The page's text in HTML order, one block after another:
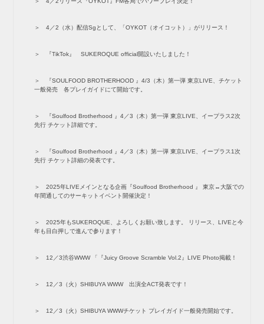
4／2（水）配信Sgとして、「OYKOT（オイコット）」がリリース！
『TikTok』 SUKEROQUE official開設いたしました！
『SOULFOOD BROTHERHOOD 』4/3（木）第一弾 東京LIVE、チケット
一般発売 各プレイガイドにて開始です。
『Soulfood Brotherhood 』4／3（木）第一弾 東京LIVE、イープラス2次
先行 チケット詳細です。
『Soulfood Brotherhood 』4／3（木）第一弾 東京LIVE、イープラス1次
先行 チケット詳細の発表です。
2025年LIVEメインとなる企画『Soulfood Brotherhood 』 東京↔︎大阪での
年間通してのサーキットイベント開催決定！
2025年もSUKEROQUE、よろしくお願い致します。 リリース、LIVEと今
年も目白押しで進んで参ります！
12／3渋谷WWW 「『Juicy Groove Scramble Vol.2』LIVE Photo掲載！
12／3（火）SHIBUYA WWW 出演全ACT発表です！
12／3（火）SHIBUYA WWWチケット プレイガイド一般発売開始です。